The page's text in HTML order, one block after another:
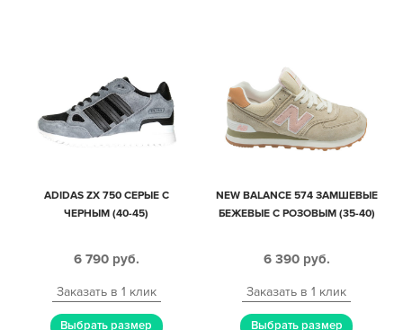
ADIDAS ZX 750 СЕРЫЕ С
ЧЕРНЫМ (40-45)
6 790 руб.
Заказать в 1 клик
Выбрать размер
NEW BALANCE 574 ЗАМШЕВЫЕ
БЕЖЕВЫЕ С РОЗОВЫМ (35-40)
6 390 руб.
Заказать в 1 клик
Выбрать размер